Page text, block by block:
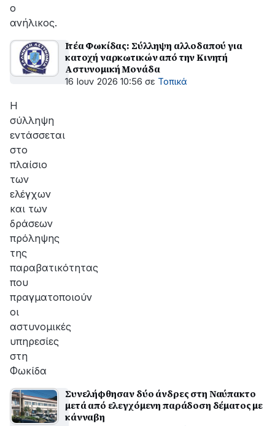
ο
ανήλικος.
Ιτέα Φωκίδας: Σύλληψη αλλοδαπού για
κατοχή ναρκωτικών από την Κινητή
Αστυνομική Μονάδα
16 Ιουν 2026 10:56 σε Τοπικά
Η
σύλληψη
εντάσσεται
στο
πλαίσιο
των
ελέγχων
και των
δράσεων
πρόληψης
της
παραβατικότητας
που
πραγματοποιούν
οι
αστυνομικές
υπηρεσίες
στη
Φωκίδα
Συνελήφθησαν δύο άνδρες στη Ναύπακτο
μετά από ελεγχόμενη παράδοση δέματος με
κάνναβη